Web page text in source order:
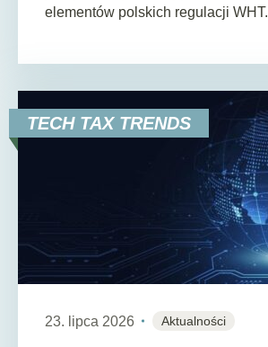
elementów polskich regulacji WHT.
TECH TAX TRENDS
23. lipca 2026 Aktualności